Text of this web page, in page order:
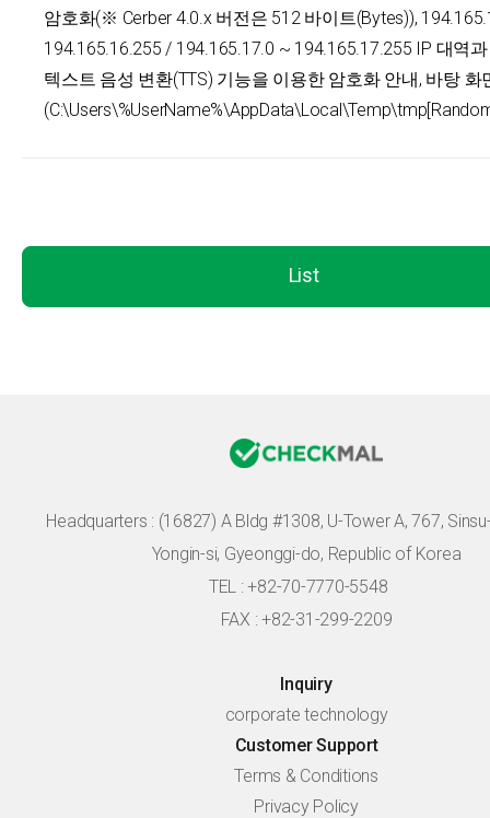
암호화(※ Cerber 4.0.x 버전은 512 바이트(Bytes)),
194.165.16.255 / 194.165.17.0 ~ 194.165.17.255 IP 대역과
텍스트 음성 변환(TTS) 기능을 이용한 암호화 안내, 바탕 화
List
Headquarters : (16827) A Bldg #1308, U-Tower A, 767,
Yongin-si, Gyeonggi-do, Republic of Korea
TEL : +82-70-7770-5548
FAX : +82-31-299-2209
Inquiry
corporate technology
Customer Support
Terms & Conditions
Privacy Policy